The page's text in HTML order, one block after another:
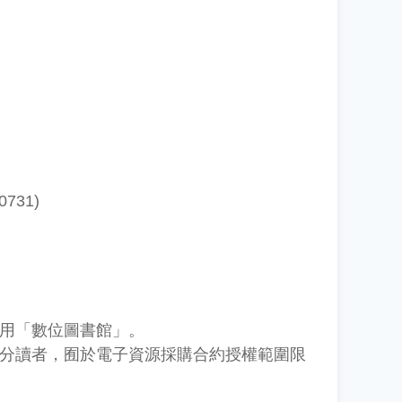
「數位圖書館」。
讀者，囿於電子資源採購合約授權範圍限